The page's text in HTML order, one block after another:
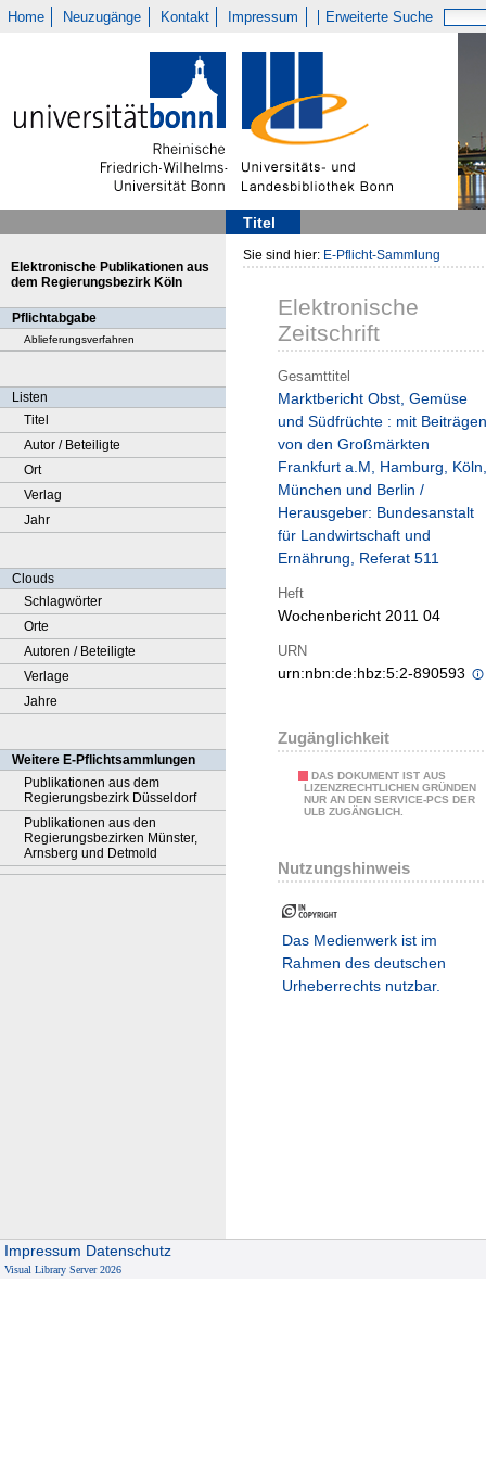
Home Neuzugänge Kontakt Impressum Erweiterte Suche
Titel
Elektronische Publikationen aus
dem Regierungsbezirk Köln
Pflichtabgabe
Ablieferungsverfahren
Listen
Titel
Autor / Beteiligte
Ort
Verlag
Jahr
Clouds
Schlagwörter
Orte
Autoren / Beteiligte
Verlage
Jahre
Weitere E-Pflichtsammlungen
Publikationen aus dem
Regierungsbezirk Düsseldorf
Publikationen aus den
Regierungsbezirken Münster,
Arnsberg und Detmold
Sie sind hier: E-Pflicht-Sammlung
Elektronische
Zeitschrift
Gesamttitel
Marktbericht Obst, Gemüse
und Südfrüchte : mit Beiträgen
von den Großmärkten
Frankfurt a.M, Hamburg, Köln,
München und Berlin /
Herausgeber: Bundesanstalt
für Landwirtschaft und
Ernährung, Referat 511
Heft
Wochenbericht 2011 04
URN
urn:nbn:de:hbz:5:2-890593
Zugänglichkeit
DAS DOKUMENT IST AUS
LIZENZRECHTLICHEN GRÜNDEN
NUR AN DEN SERVICE-PCS DER
ULB ZUGÄNGLICH.
Nutzungshinweis
Das Medienwerk ist im
Rahmen des deutschen
Urheberrechts nutzbar.
Impressum Datenschutz
Visual Library Server 2026